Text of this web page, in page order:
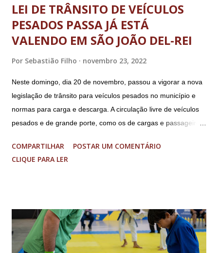
LEI DE TRÂNSITO DE VEÍCULOS
PESADOS PASSA JÁ ESTÁ
VALENDO EM SÃO JOÃO DEL-REI
Por Sebastião Filho novembro 23, 2022
Neste domingo, dia 20 de novembro, passou a vigorar a nova
legislação de trânsito para veículos pesados no município e
normas para carga e descarga. A circulação livre de veículos
pesados e de grande porte, como os de cargas e passageiros
Tijuco (com total liberdade apenas no Colônia). No centro
histórico e área restrita à circulação de veículos cujo peso
das 08h às 18h; aos sábados das 08h às 13h; Nos domingos e
feriados livres. Haverá tolerância de 30 minutos, após o
término dos horários estabelecidos aos veículos que já se
COMPARTILHAR
POSTAR UM COMENTÁRIO
CLIQUE PARA LER